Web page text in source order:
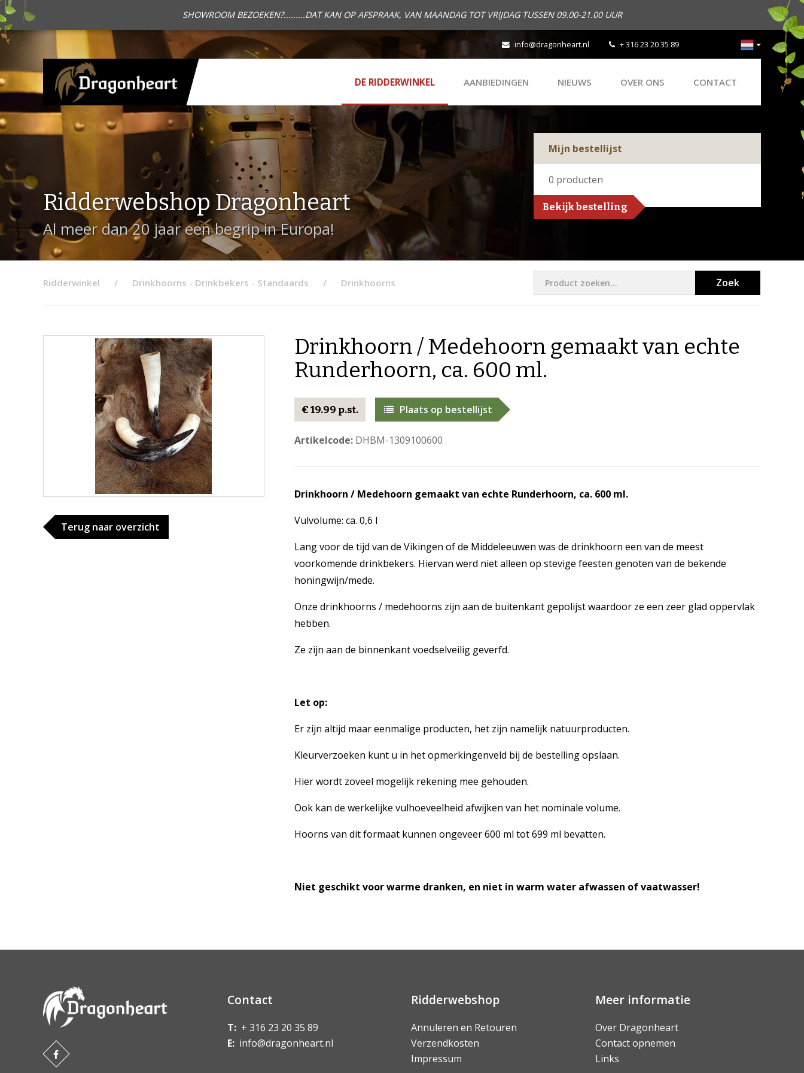
SHOWROOM BEZOEKEN?.........DAT KAN OP AFSPRAAK, VAN MAANDAG TOT VRIJDAG TUSSEN 09.00-21.00 UUR
info@dragonheart.nl + 316 23 20 35 89
DE RIDDERWINKEL AANBIEDINGEN NIEUWS OVER ONS CONTACT
Ridderwebshop Dragonheart
Al meer dan 20 jaar een begrip in Europa!
Mijn bestellijst
0 producten
Bekijk bestelling
Ridderwinkel Drinkhoorns - Drinkbekers - Standaards Drinkhoorns Zoek
Terug naar overzicht
Drinkhoorn / Medehoorn gemaakt van echte
Runderhoorn, ca. 600 ml.
€ 19.99 p.st. Plaats op bestellijst
Artikelcode:DHBM-1309100600
Drinkhoorn / Medehoorn gemaakt van echte Runderhoorn, ca. 600 ml.
Vulvolume: ca. 0,6 l
Lang voor de tijd van de Vikingen of de Middeleeuwen was de drinkhoorn een van de meest
voorkomende drinkbekers. Hiervan werd niet alleen op stevige feesten genoten van de bekende
honingwijn/mede.
Onze drinkhoorns / medehoorns zijn aan de buitenkant gepolijst waardoor ze een zeer glad oppervlak
hebben.
Ze zijn aan de binnenkant voedselveilig geverfd.
Let op:
Er zijn altijd maar eenmalige producten, het zijn namelijk natuurproducten.
Kleurverzoeken kunt u in het opmerkingenveld bij de bestelling opslaan.
Hier wordt zoveel mogelijk rekening mee gehouden.
Ook kan de werkelijke vulhoeveelheid afwijken van het nominale volume.
Hoorns van dit formaat kunnen ongeveer 600 ml tot 699 ml bevatten.
Niet geschikt voor warme dranken, en niet in warm water afwassen of vaatwasser!
Contact
T: + 316 23 20 35 89
E: info@dragonheart.nl
Ridderwebshop
Annuleren en Retouren
Verzendkosten
Impressum
Meer informatie
Over Dragonheart
Contact opnemen
Links